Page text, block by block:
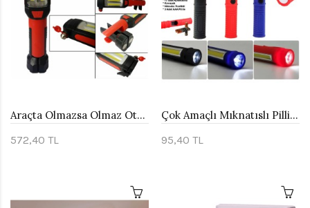
Araçta Olmazsa Olmaz Oto Lambası Watton Wt-296
572,40 TL
Çok Amaçlı Mıknatıslı Pilli EL Feneri Watton Wt-1905
95,40 TL